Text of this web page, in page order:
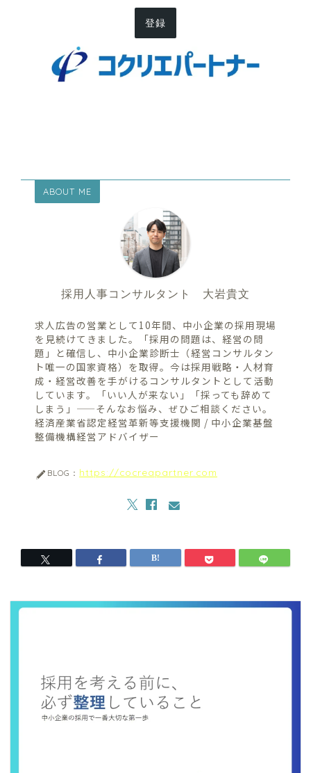
登録
ABOUT ME
採用人事コンサルタント 大岩貴文
求人広告の営業として10年間、中小企業の採用現場
を見続けてきました。「採用の問題は、経営の問
題」と確信し、中小企業診断士（経営コンサルタン
ト唯一の国家資格）を取得。今は採用戦略・人材育
成・経営改善を手がけるコンサルタントとして活動
しています。「いい人が来ない」「採っても辞めて
しまう」——そんなお悩み、ぜひご相談ください。
経済産業省認定経営革新等支援機関 / 中小企業基盤
整備機構経営アドバイザー
BLOG： https://cocreapartner.com